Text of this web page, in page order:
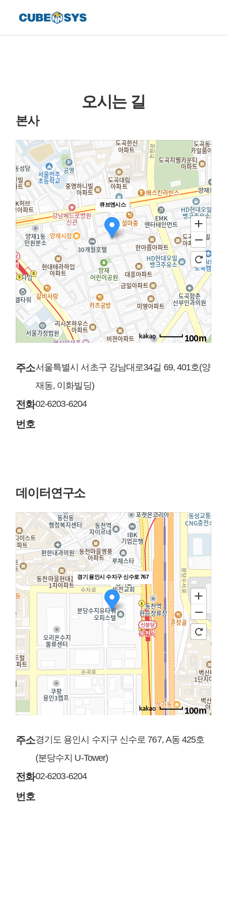
오시는 길
본사
큐브엔시스
100m
주소서울특별시 서초구 강남대로34길 69, 401호(양
재동, 이화빌딩)
전화
번호
02-6203-6204
데이터연구소
경기 용인시 수지구 신수로 767
100m
주소경기도 용인시 수지구 신수로 767, A동 425호
(분당수지 U-Tower)
전화
번호
02-6203-6204